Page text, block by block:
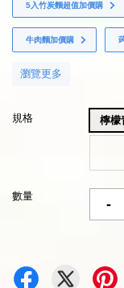
5入竹炭麵超值加價購
牛肉麵加價購
瀏覽更多
規格 檸檬
數量
-